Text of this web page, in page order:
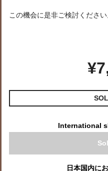
この機会に是非ご検討ください
International
日本国内に